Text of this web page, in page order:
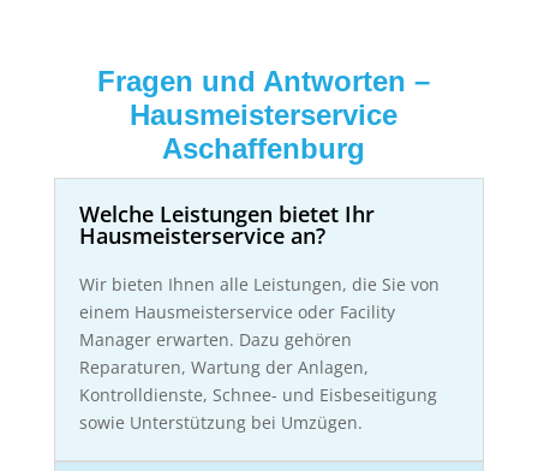
Fragen und Antworten –
Hausmeisterservice
Aschaffenburg
Welche Leistungen bietet Ihr
Hausmeisterservice an?
Wir bieten Ihnen alle Leistungen, die Sie von
einem Hausmeisterservice oder Facility
Manager erwarten. Dazu gehören
Reparaturen, Wartung der Anlagen,
Kontrolldienste, Schnee- und Eisbeseitigung
sowie Unterstützung bei Umzügen.